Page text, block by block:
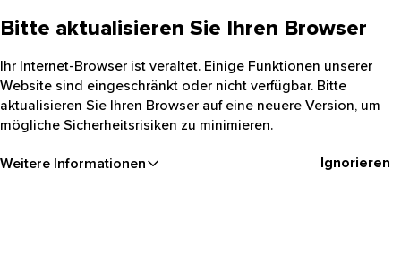
Bitte aktualisieren Sie Ihren Browser
Ihr Internet-Browser ist veraltet. Einige Funktionen unserer
Website sind eingeschränkt oder nicht verfügbar. Bitte
aktualisieren Sie Ihren Browser auf eine neuere Version, um
mögliche Sicherheitsrisiken zu minimieren.
Weitere Informationen Ignorieren